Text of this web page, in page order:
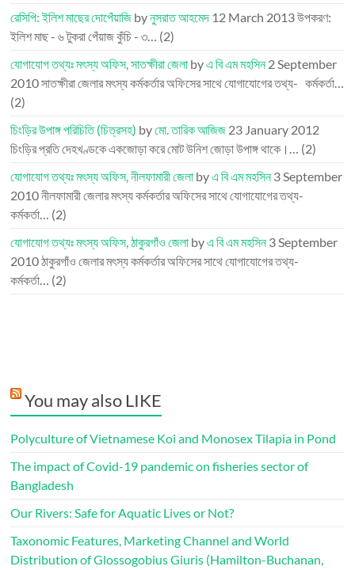
রেসিপি: ইলিশ মাছের দোপেঁয়াজি byনুসরাত আহমেদ 12 March 2013উপকরণ:
ইলিশ মাছ - ৬ টুকরা পেঁয়াজ কুঁচি - ৩… (2)
যোগাযোগ তথ্যঃ মৎস্য অফিস, সাতক্ষীরা জেলা byএ বি এম মহসিন2 September
2010সাতক্ষীরা জেলার মৎস্য কর্মকর্তার অফিসের সাথে যোগাযোগের তথ্য- কর্মকর্তা…
(2)
চিংড়ির উপাঙ্গ পরিচিতি (চিত্রসহ) byমো. তারিক আজিজ 23 January 2012
চিংড়ির প্রতি দেহখণ্ডকে একজোড়া করে মোট উনিশ জোড়া উপাঙ্গ থাকে।… (2)
যোগাযোগ তথ্যঃ মৎস্য অফিস, নীলফামারী জেলা byএ বি এম মহসিন3 September
2010নীলফামারী জেলার মৎস্য কর্মকর্তার অফিসের সাথে যোগাযোগের তথ্য-
কর্মকর্তা… (2)
যোগাযোগ তথ্যঃ মৎস্য অফিস, ঠাকুরগাঁও জেলা byএ বি এম মহসিন3 September
2010ঠাকুরগাঁও জেলার মৎস্য কর্মকর্তার অফিসের সাথে যোগাযোগের তথ্য-
কর্মকর্তা… (2)
You may also LIKE
Polyculture of Vietnamese Koi and Monosex Tilapia in Pond
The impact of Covid-19 pandemic on fisheries sector of
Bangladesh
Our Rivers: Safe for Aquatic Lives or Not?
Taxonomic Features, Marketing Channel and World
Distribution of Glossogobius Giuris (Hamilton-Buchanan,